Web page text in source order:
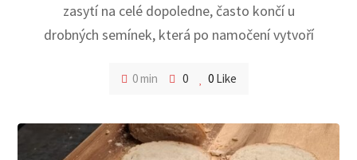
zasytí na celé dopoledne, často končí u
drobných semínek, která po namočení vytvoří
0 min 0 0Like